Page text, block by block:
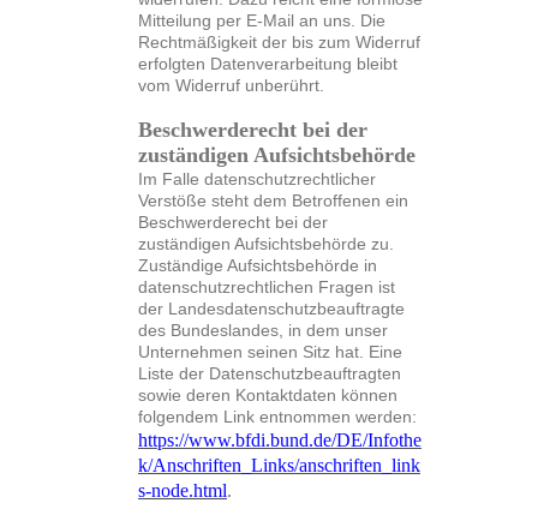
Mitteilung per E-Mail an uns. Die
Rechtmäßigkeit der bis zum Widerruf
erfolgten Datenverarbeitung bleibt
vom Widerruf unberührt.
Beschwerderecht bei der
zuständigen Aufsichtsbehörde
Im Falle datenschutzrechtlicher
Verstöße steht dem Betroffenen ein
Beschwerderecht bei der
zuständigen Aufsichtsbehörde zu.
Zuständige Aufsichtsbehörde in
datenschutzrechtlichen Fragen ist
der Landesdatenschutzbeauftragte
des Bundeslandes, in dem unser
Unternehmen seinen Sitz hat. Eine
Liste der Datenschutzbeauftragten
sowie deren Kontaktdaten können
folgendem Link entnommen werden:
https://www.bfdi.bund.de/DE/Infothe
k/Anschriften_Links/anschriften_link
s-node.html.